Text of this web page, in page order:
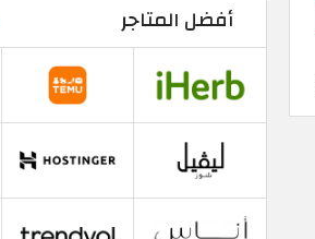
أفضل المتاجر